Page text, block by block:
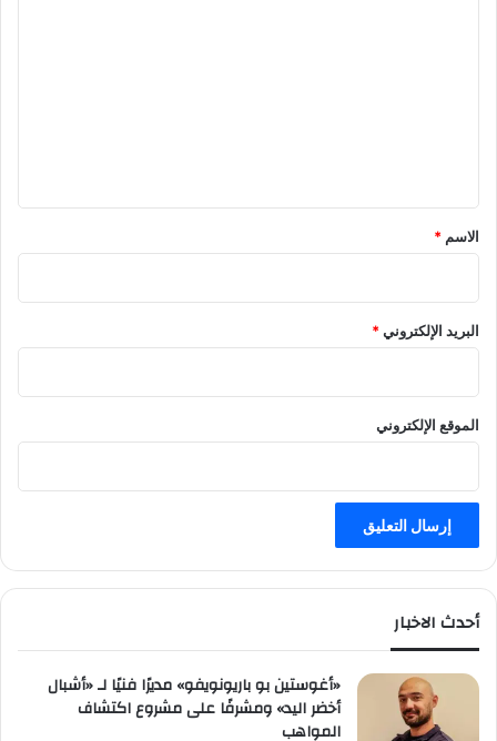
*
الاسم *
البريد الإلكتروني*
الموقع الإلكتروني
أحدث الاخبار
«أغوستين بو باريونويفو» مديرًا فنيًا لـ «أشبال
أخضر اليد» ومشرفًا على مشروع اكتشاف
المواهب